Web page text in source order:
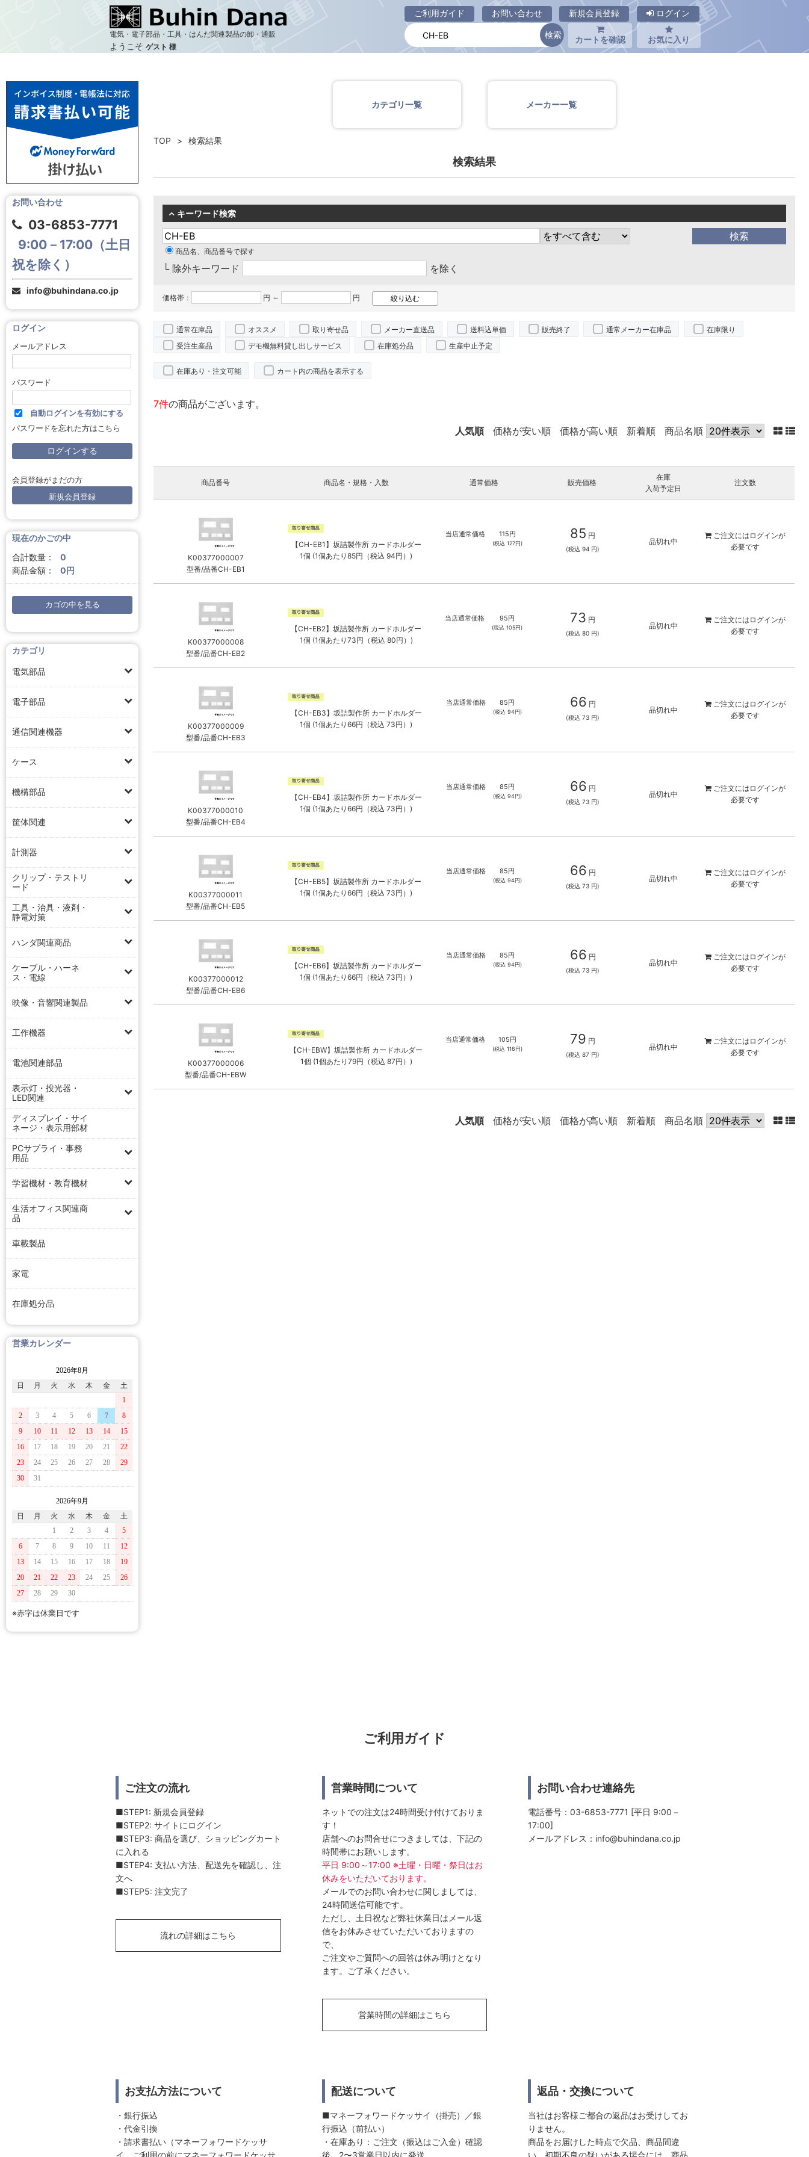
電気・電子部品・工具・はんだ関連製品の卸・通販
ようこそ ゲスト 様
ご利用ガイド お問い合わせ 新規会員登録 ログイン
カートを確認 お気に入り
商品一覧ページ
お問い合わせ
03-6853-7771
9:00－17:00（土日
祝を除く）
info@buhindana.co.jp
ログイン
メールアドレス
パスワード
自動ログインを有効にする
パスワードを忘れた方はこちら
会員登録がまだの方
新規会員登録
現在のかごの中
合計数量：
0
商品金額：
0円
カゴの中を見る
カテゴリ
電気部品
電子部品
通信関連機器
ケース
機構部品
筐体関連
計測器
クリップ・テストリ
ード
工具・治具・液剤・
静電対策
ハンダ関連商品
ケーブル・ハーネ
ス・電線
映像・音響関連製品
工作機器
電池関連部品
表示灯・投光器・
LED関連
ディスプレイ・サイ
ネージ・表示用部材
PCサプライ・事務
用品
学習機材・教育機材
生活オフィス関連商
品
車載製品
家電
在庫処分品
営業カレンダー
2026年8月
日
月 火 水 木 金
土
1
2
3 4 5 6 7
8
9
10 11 12 13 14
15
16
17 18 19 20 21
22
23
24 25 26 27 28
29
30
31
2026年9月
日
月 火 水 木 金
土
1
2 3 4
5
6
7 8 9 10 11
12
13
14 15 16 17 18
19
20
21 22 23 24 25
26
27
28 29 30
※赤字は休業日です
カテゴリ一覧 メーカー一覧
TOP 検索結果
検索結果
キーワード検索
商品名、商品番号で探す
└ 除外キーワード を除く
価格帯： 円 ～ 円
通常在庫品 オススメ 取り寄せ品 メーカー直送品 送料込単価 販売終了 通常メーカー在庫品
在庫限り
受注生産品
デモ機無料貸し出しサービス 在庫処分品 生産中止予定
在庫あり・注文可能 カート内の商品を表示する
7件の商品がございます。
人気順 価格が安い順 価格が高い順 新着順 商品名順
商品番号 商品名・規格・入数 通常価格 販売価格
在庫
入荷予定日
注文数
K00377000007
型番/品番CH-EB1
【CH-EB1】坂詰製作所 カードホルダー
1個 (1個あたり85円（税込 94円）)
当店通常価格 115円
(税込 127円)
85 円
(税込 94 円)
品切れ中
ご注文には ログインが
必要です
K00377000008
型番/品番CH-EB2
【CH-EB2】坂詰製作所 カードホルダー
1個 (1個あたり73円（税込 80円）)
当店通常価格 95円
(税込105円)
73 円
(税込 80 円)
品切れ中
ご注文には ログインが
必要です
K00377000009
型番/品番CH-EB3
【CH-EB3】坂詰製作所 カードホルダー
1個 (1個あたり66円（税込 73円）)
当店通常価格 85円
(税込 94円)
66 円
(税込 73 円)
品切れ中
ご注文には ログインが
必要です
K00377000010
型番/品番CH-EB4
【CH-EB4】坂詰製作所 カードホルダー
1個 (1個あたり66円（税込 73円）)
当店通常価格 85円
(税込 94円)
66 円
(税込 73 円)
品切れ中
ご注文には ログインが
必要です
K00377000011
型番/品番CH-EB5
【CH-EB5】坂詰製作所 カードホルダー
1個 (1個あたり66円（税込 73円）)
当店通常価格 85円
(税込 94円)
66 円
(税込 73 円)
品切れ中
ご注文には ログインが
必要です
K00377000012
型番/品番CH-EB6
【CH-EB6】坂詰製作所 カードホルダー
1個 (1個あたり66円（税込 73円）)
当店通常価格 85円
(税込 94円)
66 円
(税込 73 円)
品切れ中
ご注文には ログインが
必要です
K00377000006
型番/品番CH-EBW
【CH-EBW】坂詰製作所 カードホルダー
1個 (1個あたり79円（税込 87円）)
当店通常価格 105円
(税込 116円)
79 円
(税込 87 円)
品切れ中
ご注文には ログインが
必要です
人気順 価格が安い順 価格が高い順 新着順 商品名順
ご利用ガイド
ご注文の流れ
■STEP1: 新規会員登録
■STEP2: サイトにログイン
■STEP3: 商品を選び、ショッピングカート
に入れる
■STEP4: 支払い方法、配送先を確認し、注
文へ
■STEP5: 注文完了
流れの詳細はこちら
営業時間について
ネットでの注文は24時間受け付けておりま
す！
店舗へのお問合せにつきましては、下記の
時間帯にお願いします。
平日 9:00～17:00 ※土曜・日曜・祭日はお
休みをいただいております。
メールでのお問い合わせに関しましては、
24時間送信可能です。
ただし、土日祝など弊社休業日はメール返
信をお休みさせていただいておりますの
で、
ご注文やご質問への回答は休み明けとなり
ます。ご了承ください。
営業時間の詳細はこちら
お問い合わせ連絡先
電話番号：03-6853-7771 [平日 9:00－
17:00]
メールアドレス： info@buhindana.co.jp
お支払方法について
・銀行振込
・代金引換
・請求書払い（マネーフォワードケッサ
イ。ご利用の前にマネーフォワードケッサ
配送について
■マネーフォワードケッサイ（掛売）／銀
行振込（前払い）
・在庫あり：ご注文（振込はご入金）確認
後、2〜3営業日以内に発送
返品・交換について
当社はお客様ご都合の返品はお受けしてお
りません。
商品をお届けした時点で欠品、商品間違
い、初期不良の疑いがある場合には、商品